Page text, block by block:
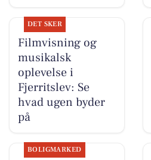
DET SKER
Filmvisning og
musikalsk
oplevelse i
Fjerritslev: Se
hvad ugen byder
på
BOLIGMARKED